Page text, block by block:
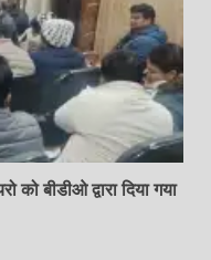
बीडीओ द्वारा दिया गया